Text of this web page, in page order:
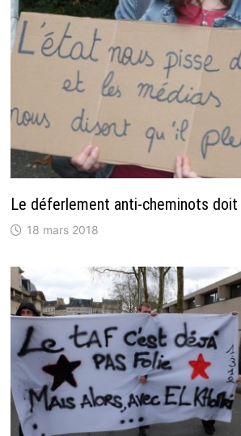
Le déferlement anti-cheminots
18 mars 2018